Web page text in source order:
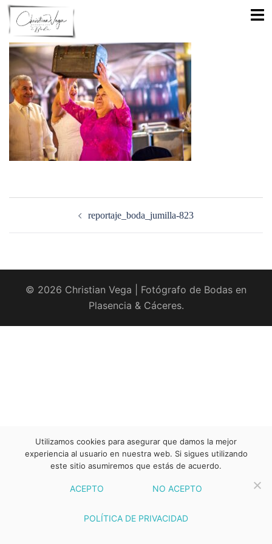
Saltar
contenido
reportaje_boda_jumilla-823
© 2026 Christian Vega | Fotógrafo de Bodas en
Plasencia & Cáceres.
Utilizamos cookies para asegurar que damos la mejor
experiencia al usuario en nuestra web. Si sigues utilizando
este sitio asumiremos que estás de acuerdo.
ACEPTO NO ACEPTO
POLÍTICA DE PRIVACIDAD